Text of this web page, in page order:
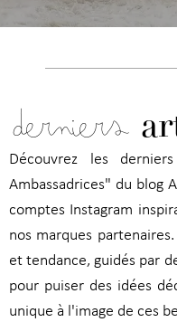
derniers
Découvrez les
Ambassadrices" du blog
comptes Instagram
nos marques
et tendance, guidés par
pour puiser des idées
unique à l'image de ces